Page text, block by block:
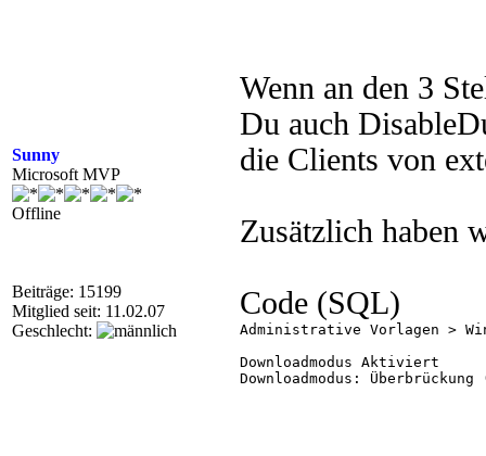
Sunny
Microsoft MVP
Offline
Beiträge: 15199
Mitglied seit: 11.02.07
Geschlecht:
Wenn an den 3
Du auch
die Clients von
Zusätzlich haben
Code (SQL)
Administrative Vorlagen >
Downloadmodus Aktiviert
Downloadmodus: Überbrückung